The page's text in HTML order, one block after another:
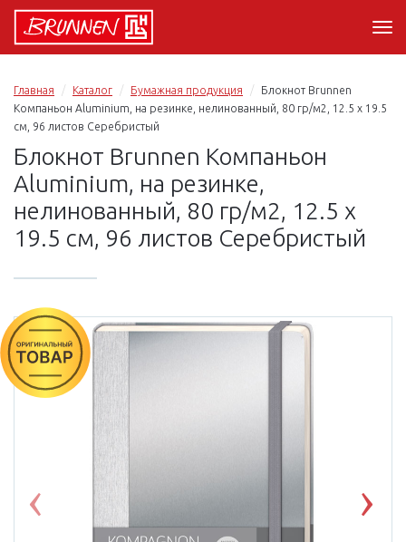
Главная Каталог Бумажная продукция
Блокнот Brunnen
Компаньон Aluminium, на резинке, нелинованный, 80 гр/м2, 12.5 х 19.5
см, 96 листов Серебристый
Блокнот Brunnen Компаньон
Aluminium, на резинке,
нелинованный, 80 гр/м2, 12.5 х
19.5 см, 96 листов Серебристый